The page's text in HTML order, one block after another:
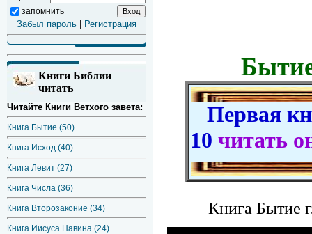
запомнить
Забыл пароль Регистрация
Книги Библии
читать
Читайте Книги Ветхого завета:
Книга Бытие (50)
Книга Исход (40)
Книга Левит (27)
Книга Числа (36)
Книга Второзаконие (34)
Книга Иисуса Навина (24)
Первая
10читать
Книга Бытие